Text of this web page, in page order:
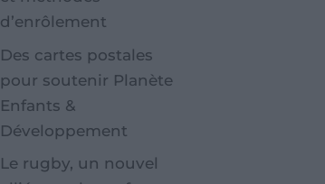
d’enrôlement
Des cartes postales
pour soutenir Planète
Enfants &
Développement
Le rugby, un nouvel